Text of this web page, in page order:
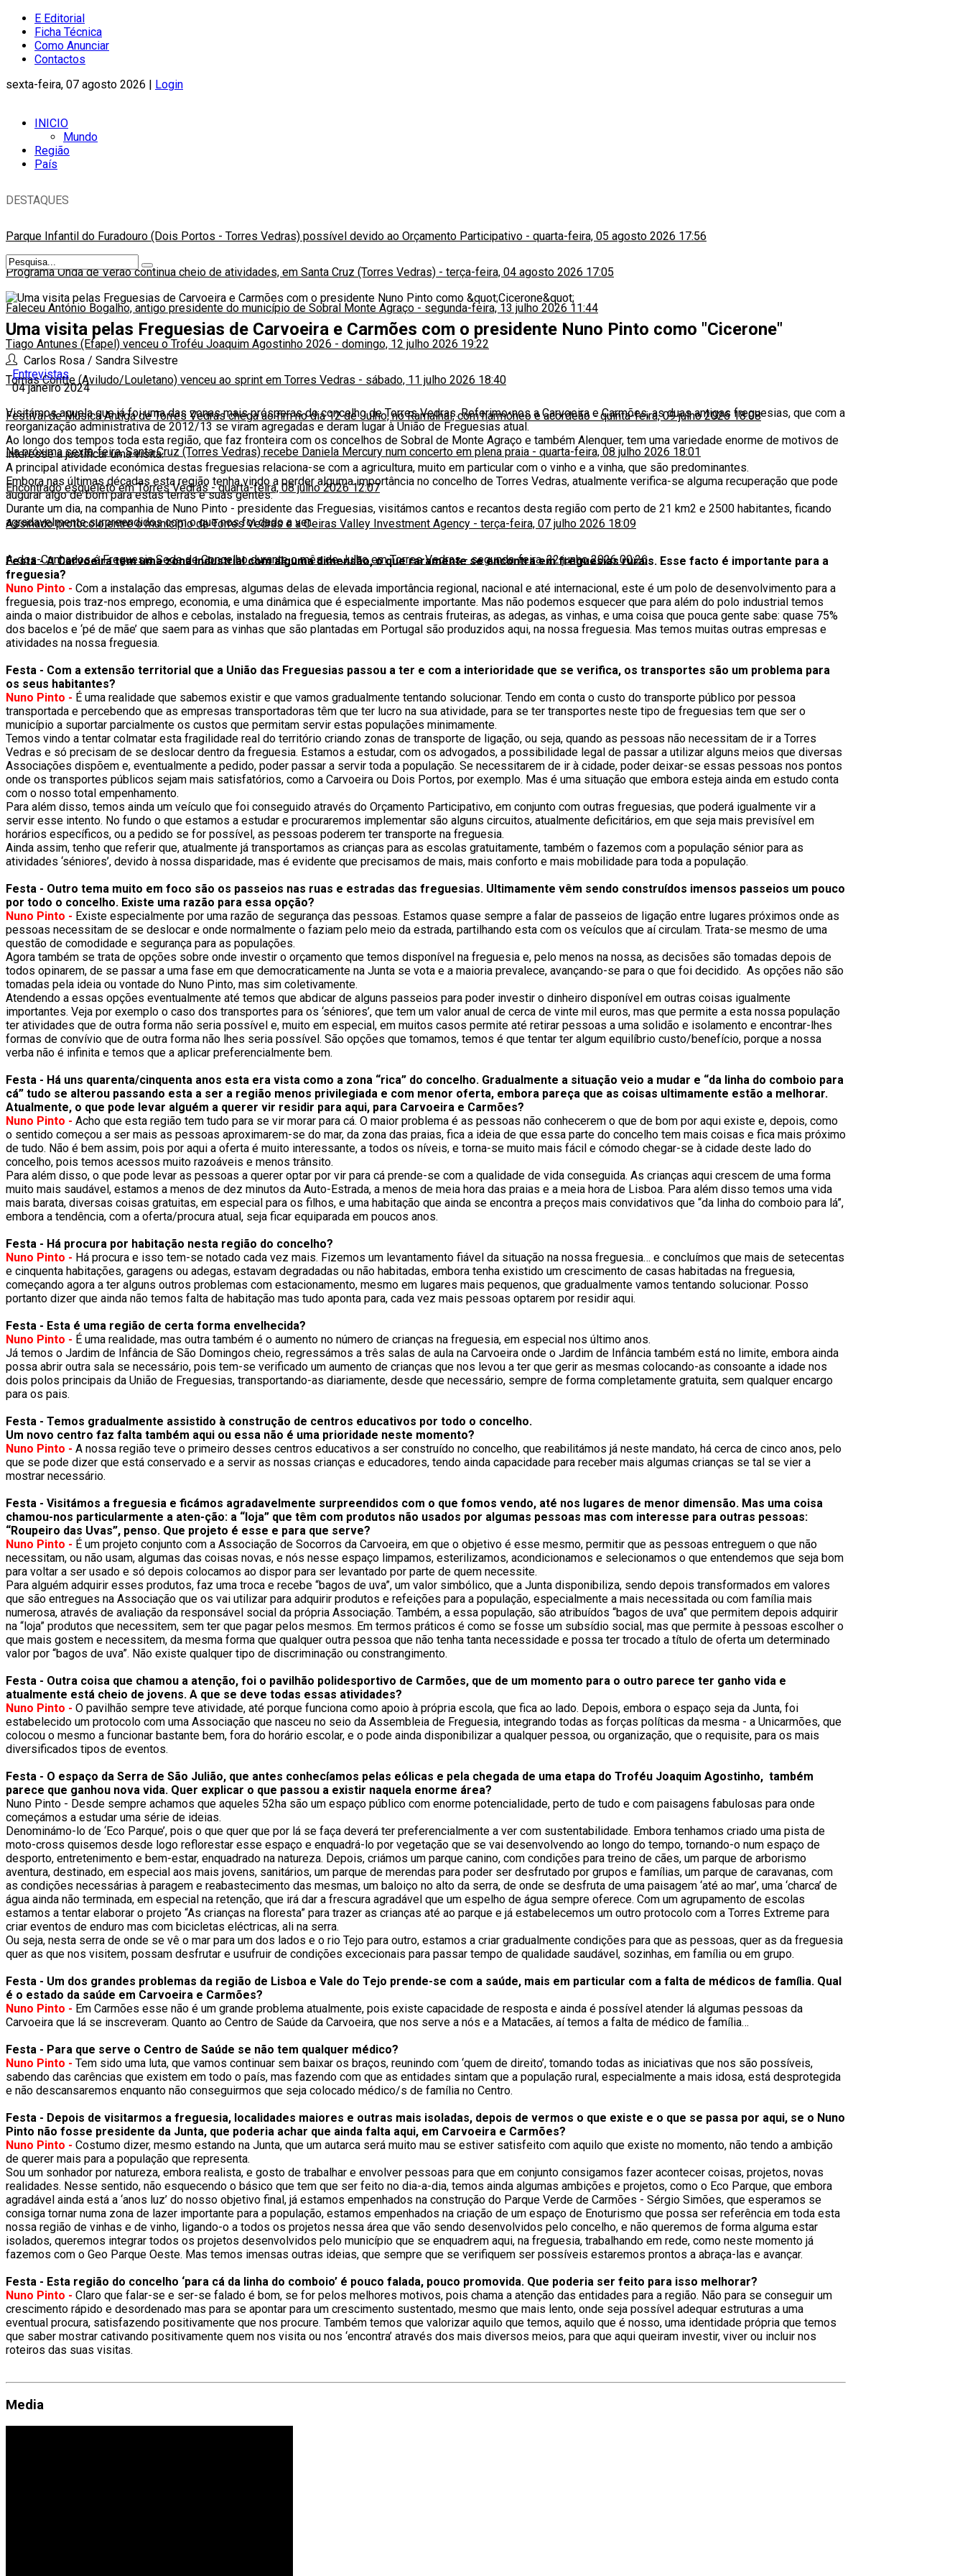
E Editorial
Ficha Técnica
Como Anunciar
Contactos
sexta-feira, 07 agosto 2026 | Login
INICIO
Mundo
Região
País
DESTAQUES
Parque Infantil do Furadouro (Dois Portos - Torres Vedras) possível devido ao Orçamento Participativo - quarta-feira, 05 agosto 2026 17:56
Programa Onda de Verão continua cheio de atividades, em Santa Cruz (Torres Vedras) - terça-feira, 04 agosto 2026 17:05
Faleceu António Bogalho, antigo presidente do município de Sobral Monte Agraço - segunda-feira, 13 julho 2026 11:44
Tiago Antunes (Efapel) venceu o Troféu Joaquim Agostinho 2026 - domingo, 12 julho 2026 19:22
Tomas Contte (Aviludo/Louletano) venceu ao sprint em Torres Vedras - sábado, 11 julho 2026 18:40
Festival de Música Antiga de Torres Vedras chega ao fim no dia 12 de Julho, no Ramalhal, com harmóneo e acordeão-quinta-feira, 09 julho 2026 18:08
Na próxima sexta-feira, Santa Cruz (Torres Vedras) recebe Daniela Mercury num concerto em plena praia - quarta-feira, 08 julho 2026 18:01
Encontrado esqueleto em Torres Vedras-quarta-feira, 08 julho 2026 12:07
Assinado protocolo entre o município de Torres Vedras e a Oeiras Valley Investment Agency - terça-feira, 07 julho 2026 18:09
A-dos-Cunhados é Freguesia Sede de Concelho durante o mês de Julho em Torres Vedras-segunda-feira, 22 junho 2026 00:26
Uma visita pelas Freguesias de Carvoeira e Carmões com o presidente Nuno Pinto como "Cicerone"
Carlos Rosa / Sandra Silvestre
Entrevistas
04 janeiro 2024
Visitámos aquela que já foi uma das zonas mais prósperas do concelho de Torres Vedras. Referimo-nos a Carvoeira e Carmões, as duas antigas freguesias, que com a
reorganização administrativa de 2012/13 se viram agregadas e deram lugar à União de Freguesias atual.
Ao longo dos tempos toda esta região, que faz fronteira com os concelhos de Sobral de Monte Agraço e também Alenquer, tem uma variedade enorme de motivos de
interesse a justificar uma visita.
A principal atividade económica destas freguesias relaciona-se com a agricultura, muito em particular com o vinho e a vinha, que são predominantes.
Embora nas últimas décadas esta região tenha vindo a perder alguma importância no concelho de Torres Vedras, atualmente verifica-se alguma recuperação que pode
augurar algo de bom para estas terras e suas gentes.
Durante um dia, na companhia de Nuno Pinto - presidente das Freguesias, visitámos cantos e recantos desta região com perto de 21 km2 e 2500 habitantes, ficando
agradavelmente surpreendidos com o que nos foi dado a ver.
Festa - A Carvoeira tem uma zona industrial com alguma dimensão, o que raramente se encontra em freguesias rurais. Esse facto é importante para a
freguesia?
Nuno Pinto - Com a instalação das empresas, algumas delas de elevada importância regional, nacional e até internacional, este é um polo de desenvolvimento para a
freguesia, pois traz-nos emprego, economia, e uma dinâmica que é especialmente importante. Mas não podemos esquecer que para além do polo industrial temos
ainda o maior distribuidor de alhos e cebolas, instalado na freguesia, temos as centrais fruteiras, as adegas, as vinhas, e uma coisa que pouca gente sabe: quase 75%
dos bacelos e ‘pé de mãe’ que saem para as vinhas que são plantadas em Portugal são produzidos aqui, na nossa freguesia. Mas temos muitas outras empresas e
atividades na nossa freguesia.
Festa - Com a extensão territorial que a União das Freguesias passou a ter e com a interioridade que se verifica, os transportes são um problema para
os seus habitantes?
Nuno Pinto - É uma realidade que sabemos existir e que vamos gradualmente tentando solucionar. Tendo em conta o custo do transporte público por pessoa
transportada e percebendo que as empresas transportadoras têm que ter lucro na sua atividade, para se ter transportes neste tipo de freguesias tem que ser o
município a suportar parcialmente os custos que permitam servir estas populações minimamente.
Temos vindo a tentar colmatar esta fragilidade real do território criando zonas de transporte de ligação, ou seja, quando as pessoas não necessitam de ir a Torres
Vedras e só precisam de se deslocar dentro da freguesia. Estamos a estudar, com os advogados, a possibilidade legal de passar a utilizar alguns meios que diversas
Associações dispõem e, eventualmente a pedido, poder passar a servir toda a população. Se necessitarem de ir à cidade, poder deixar-se essas pessoas nos pontos
onde os transportes públicos sejam mais satisfatórios, como a Carvoeira ou Dois Portos, por exemplo. Mas é uma situação que embora esteja ainda em estudo conta
com o nosso total empenhamento.
Para além disso, temos ainda um veículo que foi conseguido através do Orçamento Participativo, em conjunto com outras freguesias, que poderá igualmente vir a
servir esse intento. No fundo o que estamos a estudar e procuraremos implementar são alguns circuitos, atualmente deficitários, em que seja mais previsível em
horários específicos, ou a pedido se for possível, as pessoas poderem ter transporte na freguesia.
Ainda assim, tenho que referir que, atualmente já transportamos as crianças para as escolas gratuitamente, também o fazemos com a população sénior para as
atividades ‘séniores’, devido à nossa disparidade, mas é evidente que precisamos de mais, mais conforto e mais mobilidade para toda a população.
Festa - Outro tema muito em foco são os passeios nas ruas e estradas das freguesias. Ultimamente vêm sendo construídos imensos passeios um pouco
por todo o concelho. Existe uma razão para essa opção?
Nuno Pinto - Existe especialmente por uma razão de segurança das pessoas. Estamos quase sempre a falar de passeios de ligação entre lugares próximos onde as
pessoas necessitam de se deslocar e onde normalmente o faziam pelo meio da estrada, partilhando esta com os veículos que aí circulam. Trata-se mesmo de uma
questão de comodidade e segurança para as populações.
Agora também se trata de opções sobre onde investir o orçamento que temos disponível na freguesia e, pelo menos na nossa, as decisões são tomadas depois de
todos opinarem, de se passar a uma fase em que democraticamente na Junta se vota e a maioria prevalece, avançando-se para o que foi decidido. As opções não são
tomadas pela ideia ou vontade do Nuno Pinto, mas sim coletivamente.
Atendendo a essas opções eventualmente até temos que abdicar de alguns passeios para poder investir o dinheiro disponível em outras coisas igualmente
importantes. Veja por exemplo o caso dos transportes para os ‘séniores’, que tem um valor anual de cerca de vinte mil euros, mas que permite a esta nossa população
ter atividades que de outra forma não seria possível e, muito em especial, em muitos casos permite até retirar pessoas a uma solidão e isolamento e encontrar-lhes
formas de convívio que de outra forma não lhes seria possível. São opções que tomamos, temos é que tentar ter algum equilíbrio custo/benefício, porque a nossa
verba não é infinita e temos que a aplicar preferencialmente bem.
Festa - Há uns quarenta/cinquenta anos esta era vista como a zona “rica” do concelho. Gradualmente a situação veio a mudar e “da linha do comboio para
cá” tudo se alterou passando esta a ser a região menos privilegiada e com menor oferta, embora pareça que as coisas ultimamente estão a melhorar.
Atualmente, o que pode levar alguém a querer vir residir para aqui, para Carvoeira e Carmões?
Nuno Pinto - Acho que esta região tem tudo para se vir morar para cá. O maior problema é as pessoas não conhecerem o que de bom por aqui existe e, depois, como
o sentido começou a ser mais as pessoas aproximarem-se do mar, da zona das praias, fica a ideia de que essa parte do concelho tem mais coisas e fica mais próximo
de tudo. Não é bem assim, pois por aqui a oferta é muito interessante, a todos os níveis, e torna-se muito mais fácil e cómodo chegar-se à cidade deste lado do
concelho, pois temos acessos muito razoáveis e menos trânsito.
Para além disso, o que pode levar as pessoas a querer optar por vir para cá prende-se com a qualidade de vida conseguida. As crianças aqui crescem de uma forma
muito mais saudável, estamos a menos de dez minutos da Auto-Estrada, a menos de meia hora das praias e a meia hora de Lisboa. Para além disso temos uma vida
mais barata, diversas coisas gratuitas, em especial para os filhos, e uma habitação que ainda se encontra a preços mais convidativos que “da linha do comboio para lá”,
embora a tendência, com a oferta/procura atual, seja ficar equiparada em poucos anos.
Festa - Há procura por habitação nesta região do concelho?
Nuno Pinto - Há procura e isso tem-se notado cada vez mais. Fizemos um levantamento fiável da situação na nossa freguesia… e concluímos que mais de setecentas
e cinquenta habitações, garagens ou adegas, estavam degradadas ou não habitadas, embora tenha existido um crescimento de casas habitadas na freguesia,
começando agora a ter alguns outros problemas com estacionamento, mesmo em lugares mais pequenos, que gradualmente vamos tentando solucionar. Posso
portanto dizer que ainda não temos falta de habitação mas tudo aponta para, cada vez mais pessoas optarem por residir aqui.
Festa - Esta é uma região de certa forma envelhecida?
Nuno Pinto - É uma realidade, mas outra também é o aumento no número de crianças na freguesia, em especial nos último anos.
Já temos o Jardim de Infância de São Domingos cheio, regressámos a três salas de aula na Carvoeira onde o Jardim de Infância também está no limite, embora ainda
possa abrir outra sala se necessário, pois tem-se verificado um aumento de crianças que nos levou a ter que gerir as mesmas colocando-as consoante a idade nos
dois polos principais da União de Freguesias, transportando-as diariamente, desde que necessário, sempre de forma completamente gratuita, sem qualquer encargo
para os pais.
Festa - Temos gradualmente assistido à construção de centros educativos por todo o concelho.
Um novo centro faz falta também aqui ou essa não é uma prioridade neste momento?
Nuno Pinto - A nossa região teve o primeiro desses centros educativos a ser construído no concelho, que reabilitámos já neste mandato, há cerca de cinco anos, pelo
que se pode dizer que está conservado e a servir as nossas crianças e educadores, tendo ainda capacidade para receber mais algumas crianças se tal se vier a
mostrar necessário.
Festa - Visitámos a freguesia e ficámos agradavelmente surpreendidos com o que fomos vendo, até nos lugares de menor dimensão. Mas uma coisa
chamou-nos particularmente a aten-ção: a “loja” que têm com produtos não usados por algumas pessoas mas com interesse para outras pessoas:
“Roupeiro das Uvas”, penso. Que projeto é esse e para que serve?
Nuno Pinto - É um projeto conjunto com a Associação de Socorros da Carvoeira, em que o objetivo é esse mesmo, permitir que as pessoas entreguem o que não
necessitam, ou não usam, algumas das coisas novas, e nós nesse espaço limpamos, esterilizamos, acondicionamos e selecionamos o que entendemos que seja bom
para voltar a ser usado e só depois colocamos ao dispor para ser levantado por parte de quem necessite.
Para alguém adquirir esses produtos, faz uma troca e recebe “bagos de uva”, um valor simbólico, que a Junta disponibiliza, sendo depois transformados em valores
que são entregues na Associação que os vai utilizar para adquirir produtos e refeições para a população, especialmente a mais necessitada ou com família mais
numerosa, através de avaliação da responsável social da própria Associação. Também, a essa população, são atribuídos “bagos de uva” que permitem depois adquirir
na “loja” produtos que necessitem, sem ter que pagar pelos mesmos. Em termos práticos é como se fosse um subsídio social, mas que permite à pessoas escolher o
que mais gostem e necessitem, da mesma forma que qualquer outra pessoa que não tenha tanta necessidade e possa ter trocado a título de oferta um determinado
valor por “bagos de uva”. Não existe qualquer tipo de discriminação ou constrangimento.
Festa - Outra coisa que chamou a atenção, foi o pavilhão polidesportivo de Carmões, que de um momento para o outro parece ter ganho vida e
atualmente está cheio de jovens. A que se deve todas essas atividades?
Nuno Pinto - O pavilhão sempre teve atividade, até porque funciona como apoio à própria escola, que fica ao lado. Depois, embora o espaço seja da Junta, foi
estabelecido um protocolo com uma Associação que nasceu no seio da Assembleia de Freguesia, integrando todas as forças políticas da mesma - a Unicarmões, que
colocou o mesmo a funcionar bastante bem, fora do horário escolar, e o pode ainda disponibilizar a qualquer pessoa, ou organização, que o requisite, para os mais
diversificados tipos de eventos.
Festa - O espaço da Serra de São Julião, que antes conhecíamos pelas eólicas e pela chegada de uma etapa do Troféu Joaquim Agostinho, também
parece que ganhou nova vida. Quer explicar o que passou a existir naquela enorme área?
Nuno Pinto - Desde sempre achamos que aqueles 52ha são um espaço público com enorme potencialidade, perto de tudo e com paisagens fabulosas para onde
começámos a estudar uma série de ideias.
Denominámo-lo de ‘Eco Parque’, pois o que quer que por lá se faça deverá ter preferencialmente a ver com sustentabilidade. Embora tenhamos criado uma pista de
moto-cross quisemos desde logo reflorestar esse espaço e enquadrá-lo por vegetação que se vai desenvolvendo ao longo do tempo, tornando-o num espaço de
desporto, entretenimento e bem-estar, enquadrado na natureza. Depois, criámos um parque canino, com condições para treino de cães, um parque de arborismo
aventura, destinado, em especial aos mais jovens, sanitários, um parque de merendas para poder ser desfrutado por grupos e famílias, um parque de caravanas, com
as condições necessárias à paragem e reabastecimento das mesmas, um baloiço no alto da serra, de onde se desfruta de uma paisagem ‘até ao mar’, uma ‘charca’ de
água ainda não terminada, em especial na retenção, que irá dar a frescura agradável que um espelho de água sempre oferece. Com um agrupamento de escolas
estamos a tentar elaborar o projeto “As crianças na floresta” para trazer as crianças até ao parque e já estabelecemos um outro protocolo com a Torres Extreme para
criar eventos de enduro mas com bicicletas eléctricas, ali na serra.
Ou seja, nesta serra de onde se vê o mar para um dos lados e o rio Tejo para outro, estamos a criar gradualmente condições para que as pessoas, quer as da freguesia
quer as que nos visitem, possam desfrutar e usufruir de condições excecionais para passar tempo de qualidade saudável, sozinhas, em família ou em grupo.
Festa - Um dos grandes problemas da região de Lisboa e Vale do Tejo prende-se com a saúde, mais em particular com a falta de médicos de família. Qual
é o estado da saúde em Carvoeira e Carmões?
Nuno Pinto - Em Carmões esse não é um grande problema atualmente, pois existe capacidade de resposta e ainda é possível atender lá algumas pessoas da
Carvoeira que lá se inscreveram. Quanto ao Centro de Saúde da Carvoeira, que nos serve a nós e a Matacães, aí temos a falta de médico de família…
Festa - Para que serve o Centro de Saúde se não tem qualquer médico?
Nuno Pinto - Tem sido uma luta, que vamos continuar sem baixar os braços, reunindo com ‘quem de direito’, tomando todas as iniciativas que nos são possíveis,
sabendo das carências que existem em todo o país, mas fazendo com que as entidades sintam que a população rural, especialmente a mais idosa, está desprotegida
e não descansaremos enquanto não conseguirmos que seja colocado médico/s de família no Centro.
Festa - Depois de visitarmos a freguesia, localidades maiores e outras mais isoladas, depois de vermos o que existe e o que se passa por aqui, se o Nuno
Pinto não fosse presidente da Junta, que poderia achar que ainda falta aqui, em Carvoeira e Carmões?
Nuno Pinto - Costumo dizer, mesmo estando na Junta, que um autarca será muito mau se estiver satisfeito com aquilo que existe no momento, não tendo a ambição
de querer mais para a população que representa.
Sou um sonhador por natureza, embora realista, e gosto de trabalhar e envolver pessoas para que em conjunto consigamos fazer acontecer coisas, projetos, novas
realidades. Nesse sentido, não esquecendo o básico que tem que ser feito no dia-a-dia, temos ainda algumas ambições e projetos, como o Eco Parque, que embora
agradável ainda está a ‘anos luz’ do nosso objetivo final, já estamos empenhados na construção do Parque Verde de Carmões - Sérgio Simões, que esperamos se
consiga tornar numa zona de lazer importante para a população, estamos empenhados na criação de um espaço de Enoturismo que possa ser referência em toda esta
nossa região de vinhas e de vinho, ligando-o a todos os projetos nessa área que vão sendo desenvolvidos pelo concelho, e não queremos de forma alguma estar
isolados, queremos integrar todos os projetos desenvolvidos pelo município que se enquadrem aqui, na freguesia, trabalhando em rede, como neste momento já
fazemos com o Geo Parque Oeste. Mas temos imensas outras ideias, que sempre que se verifiquem ser possíveis estaremos prontos a abraça-las e avançar.
Festa - Esta região do concelho ‘para cá da linha do comboio’ é pouco falada, pouco promovida. Que poderia ser feito para isso melhorar?
Nuno Pinto - Claro que falar-se e ser-se falado é bom, se for pelos melhores motivos, pois chama a atenção das entidades para a região. Não para se conseguir um
crescimento rápido e desordenado mas para se apontar para um crescimento sustentado, mesmo que mais lento, onde seja possível adequar estruturas a uma
eventual procura, satisfazendo positivamente que nos procure. Também temos que valorizar aquilo que temos, aquilo que é nosso, uma identidade própria que temos
que saber mostrar cativando positivamente quem nos visita ou nos ‘encontra’ através dos mais diversos meios, para que aqui queiram investir, viver ou incluir nos
roteiros das suas visitas.
Media